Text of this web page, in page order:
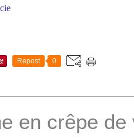
Repost 0
en crêpe de